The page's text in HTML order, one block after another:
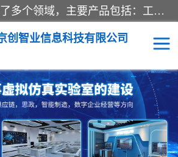
京创智业产品涵盖了多个领域，主要产品包括：工业4.0生产线解决方案，智慧物流综合实训室，教学设备与实验室建设，虚拟仿真实验室等。公司将秉持“创新、执着、诚信、共赢”的理念，以“将服务当作使命”为核心价值观，致力于为客户创造价值，与客户、合作伙伴和员工共同成长。
创智业信息科技有限公司
低碳供应链
冷链物流